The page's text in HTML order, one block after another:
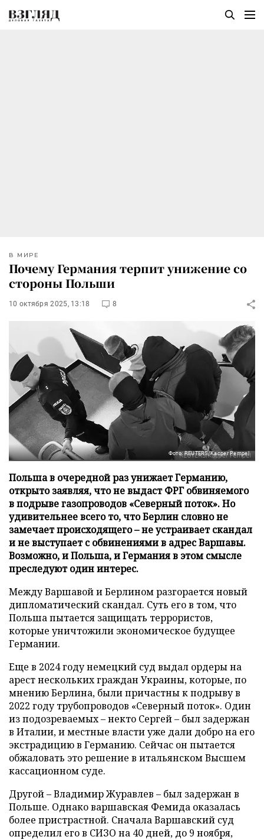
В МИРЕ
Почему Германия терпит унижение со
стороны Польши
10 октября 2025, 13:18 8
Фото: REUTERS/Kacper Pempel
Польша в очередной раз унижает Германию,
открыто заявляя, что не выдаст ФРГ обвиняемого
в подрыве газопроводов «Северный поток». Но
удивительнее всего то, что Берлин словно не
замечает происходящего – не устраивает скандал
и не выступает с обвинениями в адрес Варшавы.
Возможно, и Польша, и Германия в этом смысле
преследуют один интерес.
Между Варшавой и Берлином разгорается новый
дипломатический скандал. Суть его в том, что
Польша пытается защищать террористов,
которые уничтожили экономическое будущее
Германии.
Еще в 2024 году немецкий суд выдал ордеры на
арест нескольких граждан Украины, которые, по
мнению Берлина, были причастны к подрыву в
2022 году трубопроводов «Северный поток». Один
из подозреваемых – некто Сергей – был задержан
в Италии, и местные власти уже дали добро на его
экстрадицию в Германию. Сейчас он пытается
обжаловать это решение в итальянском Высшем
кассационном суде.
Другой – Владимир Журавлев – был задержан в
Польше. Однако варшавская Фемида оказалась
более пристрастной. Сначала Варшавский суд
определил его в СИЗО на 40 дней, до 9 ноября,